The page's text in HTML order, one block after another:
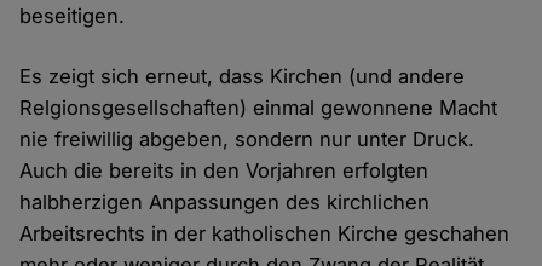
beseitigen.
Es zeigt sich erneut, dass Kirchen (und andere
Relgionsgesellschaften) einmal gewonnene Macht
nie freiwillig abgeben, sondern nur unter Druck.
Auch die bereits in den Vorjahren erfolgten
halbherzigen Anpassungen des kirchlichen
Arbeitsrechts in der katholischen Kirche geschahen